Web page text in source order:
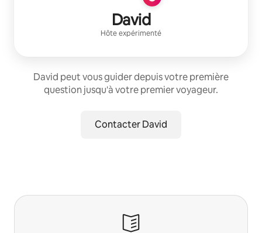
David
Hôte expérimenté
David peut vous guider depuis votre première
question jusqu'à votre premier voyageur.
Contacter David